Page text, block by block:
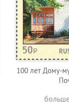
100 лет Дому-